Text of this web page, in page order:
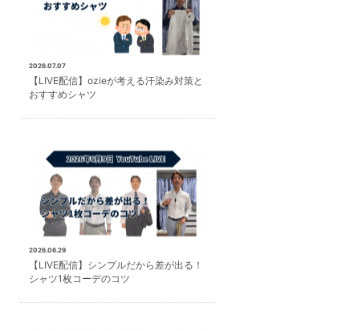
2026.07.07
【LIVE配信】ozieが考える汗染み対策と
おすすめシャツ
2026.06.29
【LIVE配信】シンプルだから差が出る！
シャツ1枚コーデのコツ